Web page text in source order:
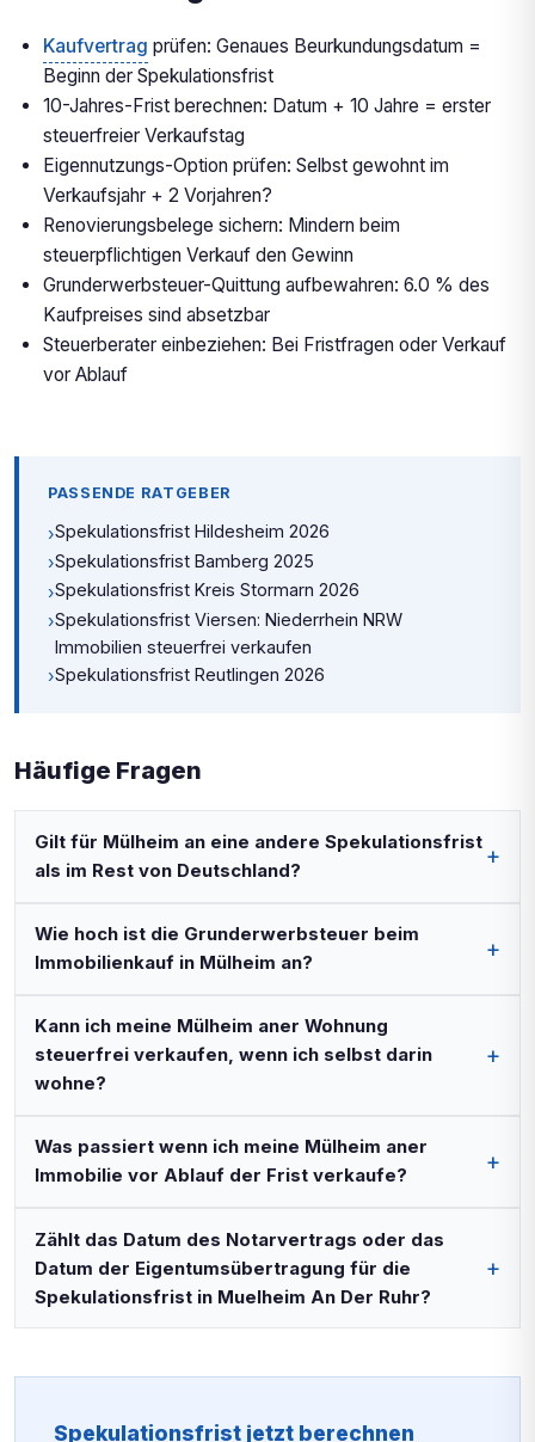
Kaufvertrag prüfen: Genaues Beurkundungsdatum =
Beginn der Spekulationsfrist
10-Jahres-Frist berechnen: Datum + 10 Jahre = erster
steuerfreier Verkaufstag
Eigennutzungs-Option prüfen: Selbst gewohnt im
Verkaufsjahr + 2 Vorjahren?
Renovierungsbelege sichern: Mindern beim
steuerpflichtigen Verkauf den Gewinn
Grunderwerbsteuer-Quittung aufbewahren: 6.0 % des
Kaufpreises sind absetzbar
Steuerberater einbeziehen: Bei Fristfragen oder Verkauf
vor Ablauf
PASSENDE RATGEBER
›Spekulationsfrist Hildesheim 2026
›Spekulationsfrist Bamberg 2025
›Spekulationsfrist Kreis Stormarn 2026
›Spekulationsfrist Viersen: Niederrhein NRW
Immobilien steuerfrei verkaufen
›Spekulationsfrist Reutlingen 2026
Häufige Fragen
Gilt für Mülheim an eine andere Spekulationsfrist
als im Rest von Deutschland?
Wie hoch ist die Grunderwerbsteuer beim
Immobilienkauf in Mülheim an?
Kann ich meine Mülheim aner Wohnung
steuerfrei verkaufen, wenn ich selbst darin
wohne?
Was passiert wenn ich meine Mülheim aner
Immobilie vor Ablauf der Frist verkaufe?
Zählt das Datum des Notarvertrags oder das
Datum der Eigentumsübertragung für die
Spekulationsfrist in Muelheim An Der Ruhr?
Spekulationsfrist jetzt berechnen